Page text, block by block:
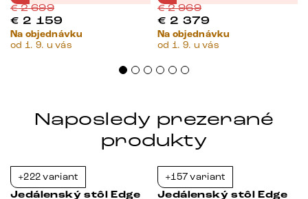
€2 699
€ 2 159
Na objednávku
od 1. 9. u vás
€2 969
€ 2 379
Na objednávku
od 1. 9. u vás
Naposledy prezerané
produkty
+222 variant
Jedálenský stôl Edge
+157 variant
Jedálenský stôl Edge